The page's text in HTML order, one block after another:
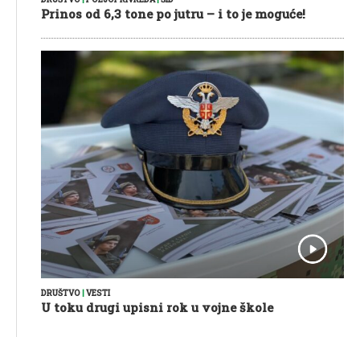
Prinos od 6,3 tone po jutru – i to je moguće!
DRUŠTVO|VESTI
U toku drugi upisni rok u vojne škole